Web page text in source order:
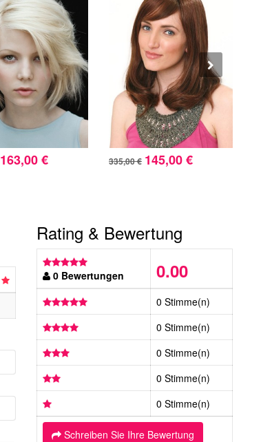
163,00 € 335,00 € 145,00 €
Rating & Bewertung
0 Bewertungen 0.00
0 Stimme(n)
0 Stimme(n)
0 Stimme(n)
0 Stimme(n)
0 Stimme(n)
Schreiben Sie Ihre Bewertung